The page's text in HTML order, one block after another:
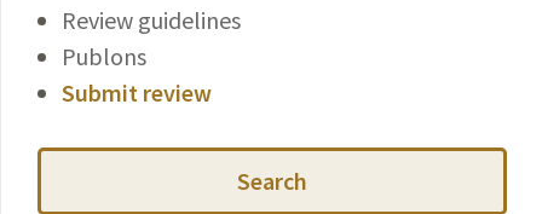
Review guidelines
Publons
Submit review
Search